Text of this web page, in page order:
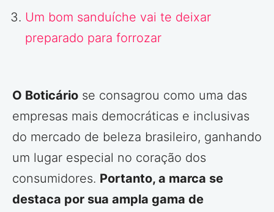
Um bom sanduíche vai te deixar
preparado para forrozar
O Boticário se consagrou como uma das
empresas mais democráticas e inclusivas
do mercado de beleza brasileiro, ganhando
um lugar especial no coração dos
consumidores. Portanto, a marca se
destaca por sua ampla gama de